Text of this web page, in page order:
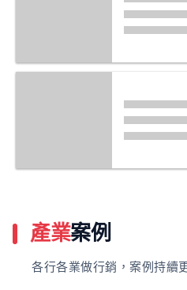
產業案例
各行各業做行銷，案例持續